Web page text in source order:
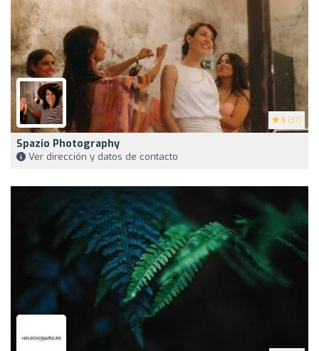
5 (37)
Spazio Photography
Ver dirección y datos de contacto